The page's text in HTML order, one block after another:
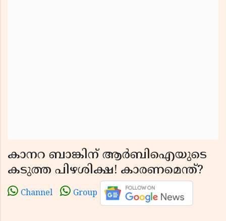
കാനറ ബാങ്കിന് ആർബിഐയുടെ
കടുത്ത പിഴശിക്ഷ! കാരണമെന്ത്?
Channel Group